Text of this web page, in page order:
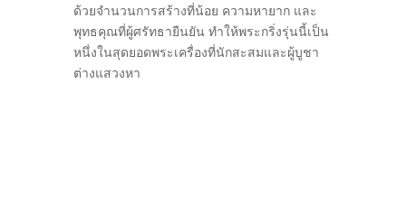
ด้วยจำนวนการสร้างที่น้อย ความหายาก และ
พุทธคุณที่ผู้ศรัทธายืนยัน ทำให้พระกริ่งรุ่นนี้เป็น
หนึ่งในสุดยอดพระเครื่องที่นักสะสมและผู้บูชา
ต่างแสวงหา